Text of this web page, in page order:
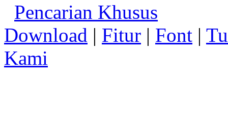
Pencarian Khusus
Download | Fitur | Font |
Kami